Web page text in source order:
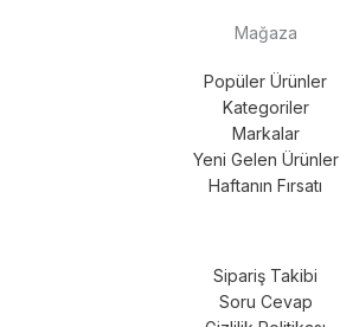
Mağaza
Popüler Ürünler
Kategoriler
Markalar
Yeni Gelen Ürünler
Haftanın Fırsatı
Sipariş Takibi
Soru Cevap